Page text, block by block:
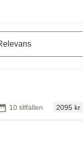
Antal tillfällen
10 tillfällen 2095 kr